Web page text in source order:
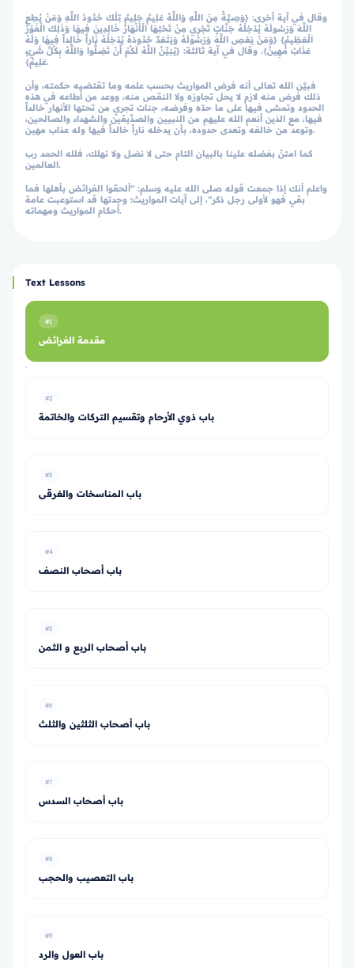
وقال في آية أخرى: {وَصِيَّةً مِنَ اللَّهِ وَاللَّهُ عَلِيمٌ حَلِيمٌ تِلْكَ حُدُودُ اللَّهِ وَمَنْ يُطِعِ
اللَّهَ وَرَسُولَهُ يُدْخِلْهُ جَنَّاتٍ تَجْرِي مِنْ تَحْتِهَا الْأَنْهَارُ خَالِدِينَ فِيهَا وَذَلِكَ الْفَوْزُ
الْعَظِيمُ} {وَمَنْ يَعْصِ اللَّهَ وَرَسُولَهُ وَيَتَعَدَّ حُدُودَهُ يُدْخِلْهُ نَاراً خَالِداً فِيهَا وَلَهُ
عَذَابٌ مُهِينٌ}. وقال في آية ثالثة: {يُبَيِّنُ اللَّهُ لَكُمْ أَنْ تَضِلُّوا وَاللَّهُ بِكُلِّ شَيْءٍ
عَلِيمٌ}.
فبيَّن الله تعالى أنه فرض المواريث بحسب علمه وما تقتضيه حكمته، وأن
ذلك فرض منه لازم لا يحل تجاوزه ولا النقص منه، ووعد من أطاعه في هذه
الحدود وتمشى فيها على ما حدّه وفرضه، جنات تجري من تحتها الأنهار خالداً
فيها، مع الذين أنعم الله عليهم من النبيين والصدِّيقين والشهداء والصالحين،
وتوعد من خالفه وتعدى حدوده، بأن يدخله ناراً خالداً فيها وله عذاب مهين.
كما امتنّ بفضله علينا بالبيان التام حتى لا نضل ولا نهلك، فلله الحمد رب
العالمين.
واعلم أنك إذا جمعت قوله صلى الله عليه وسلم: "ألحقوا الفرائض بأهلها فما
بقي فهو لأولى رجل ذكر"، إلى آيات المواريث؛ وجدتها قد استوعبت عامة
أحكام المواريث ومهماته.
Text Lessons
#1
مقدمة الفرائض
#2
باب ذوي الأرحام وتقسيم التركات والخاتمة
#3
باب المناسخات والغرقى
#4
باب أصحاب النصف
#5
باب أصحاب الربع و الثمن
#6
باب أصحاب الثلثين والثلث
#7
باب أصحاب السدس
#8
باب التعصيب والحجب
#9
باب العول والرد